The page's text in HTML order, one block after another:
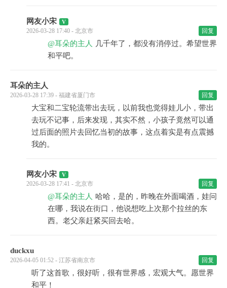
网友小宋
2026-03-28 17:40 - 北京市 回复
@耳朵的主人 几千年了，都没有消停过。希望世界
和平吧。
耳朵的主人
2026-03-28 17:39 - 福建省厦门市 回复
大宝和二宝轮流带出去玩，以前我也觉得娃儿小，带出
去玩不记事，后来发现，其实不然，小孩子竟然可以通
过后面的照片去回忆当初的故事，这点着实是有点震撼
我的。
网友小宋
2026-03-28 17:41 - 北京市 回复
@耳朵的主人 哈哈，是的，昨晚在外面喝酒，娃问
在哪，我说在街口，他说想吃上次那个拉丝的东
西。老父亲赶紧买回去哈。
duckxu
2026-04-05 01:52 - 江苏省南京市 回复
听了这首歌，很好听，很有世界感，宏观大气。愿世界
和平！